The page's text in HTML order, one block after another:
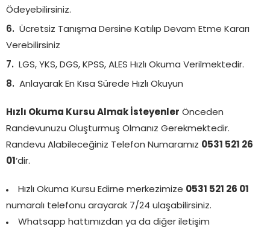
Ödeyebilirsiniz.
Ücretsiz Tanışma Dersine Katılıp Devam Etme Kararı
Verebilirsiniz
LGS, YKS, DGS, KPSS, ALES Hızlı Okuma Verilmektedir.
Anlayarak En Kısa Sürede Hızlı Okuyun
Hızlı Okuma Kursu Almak İsteyenler Önceden
Randevunuzu Oluşturmuş Olmanız Gerekmektedir.
Randevu Alabileceğiniz Telefon Numaramız 0531 521 26
01 ‘dir.
Hızlı Okuma Kursu Edirne merkezimize 0531 521 26 01
numaralı telefonu arayarak 7/24 ulaşabilirsiniz.
Whatsapp hattımızdan ya da diğer iletişim